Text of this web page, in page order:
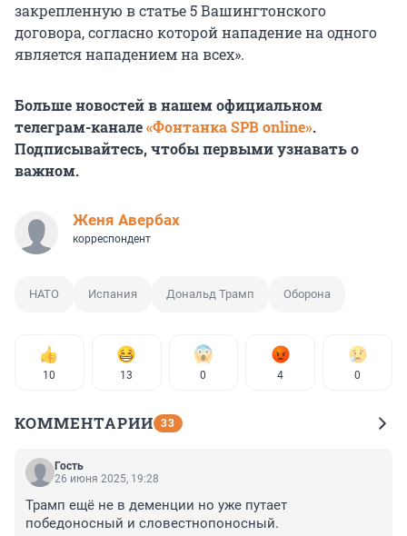
закрепленную в статье 5 Вашингтонского
договора, согласно которой нападение на одного
является нападением на всех».
Больше новостей в нашем официальном
телеграм-канале«Фонтанка SPB online».
Подписывайтесь, чтобы первыми узнавать о
важном.
Женя Авербах
корреспондент
НАТО Испания Дональд Трамп Оборона
10 13 0 4 0
КОММЕНТАРИИ 33
Гость
26 июня 2025, 19:28
Трамп ещё не в деменции но уже путает
победоносный и словестнопоносный.